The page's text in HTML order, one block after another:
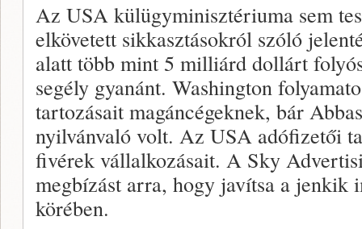
Az USA külügyminisztériuma sem
elkövetett sikkasztásokról szóló
alatt több mint 5 milliárd dollárt
segély gyanánt. Washington
tartozásait magáncégeknek, bár
nyilvánvaló volt. Az USA adófizetői
fivérek vállalkozásait. A Sky
megbízást arra, hogy javítsa a jenkik
körében.